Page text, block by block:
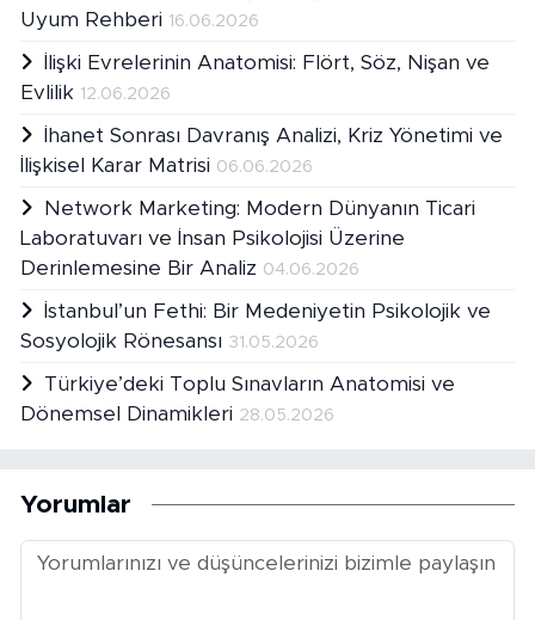
Uyum Rehberi 16.06.2026
İlişki Evrelerinin Anatomisi: Flört, Söz, Nişan ve
Evlilik 12.06.2026
İhanet Sonrası Davranış Analizi, Kriz Yönetimi ve
İlişkisel Karar Matrisi 06.06.2026
Network Marketing: Modern Dünyanın Ticari
Laboratuvarı ve İnsan Psikolojisi Üzerine
Derinlemesine Bir Analiz 04.06.2026
İstanbul’un Fethi: Bir Medeniyetin Psikolojik ve
Sosyolojik Rönesansı 31.05.2026
Türkiye’deki Toplu Sınavların Anatomisi ve
Dönemsel Dinamikleri 28.05.2026
Yorumlar